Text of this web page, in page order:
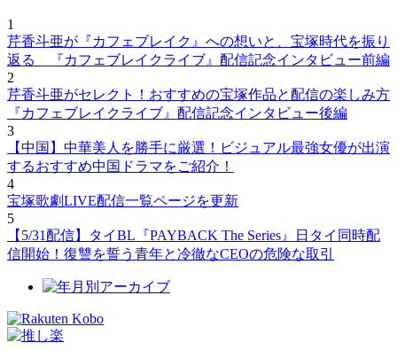
1
芹香斗亜が『カフェブレイク』への想いと、宝塚時代を振り
返る 『カフェブレイクライブ』配信記念インタビュー前編
2
芹香斗亜がセレクト！おすすめの宝塚作品と配信の楽しみ方
『カフェブレイクライブ』配信記念インタビュー後編
3
【中国】中華美人を勝手に厳選！ビジュアル最強女優が出演
するおすすめ中国ドラマをご紹介！
4
宝塚歌劇LIVE配信一覧ページを更新
5
【5/31配信】タイBL『PAYBACK The Series』日タイ同時配
信開始！復讐を誓う青年と冷徹なCEOの危険な取引